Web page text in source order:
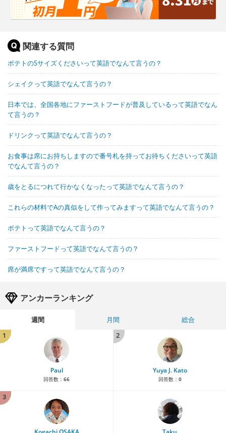
関連する質問
ポテトのSサイズくださいって英語でなんて言うの？
シェイクって英語でなんて言うの？
日本では、全国各地にファーストフードが普及しているって英語でなん
て言うの？
ドリンクって英語でなんて言うの？
お食事は席にお持ちしますので番号札を持ってお待ちくださいって英語
でなんて言うの？
歳をとるにつれて行かなくなったって英語でなんて言うの？
これらの材料でAの真似をして作ってみますって英語でなんて言うの？
ポテトって英語でなんて言うの？
ファーストフードって英語でなんて言うの？
席が満席ですって英語でなんて言うの？
アンカーランキング
週間 月間
総合
1
Paul
回答数： 66
2
Yuya J. Kato
回答数： 0
3